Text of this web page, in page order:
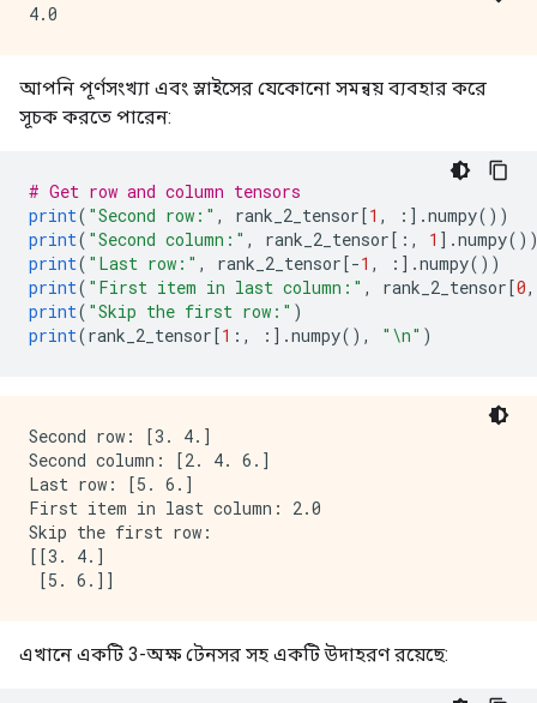
আপনি পূর্ণসংখ্যা এবং স্লাইসের যেকোনো সমন্বয় ব্যবহার করে
সূচক করতে পারেন:
# Get row and column tensors
print( "Second row:" , rank_2_tensor[1 , :].numpy())
print( "Second column:" , rank_2_tensor[:, 1 ].numpy
print( "Last row:" , rank_2_tensor[-1 , :].numpy())
print( "First item in last column:" , rank_2_tensor[0,
print( "Skip the first row:" )
print(rank_2_tensor[1 :, :].numpy(), "\n" )
Second row: [3. 4.]
Second column: [2. 4. 6.]
Last row: [5. 6.]
First item in last column: 2.0
Skip the first row:
[[3. 4.]
এখানে একটি 3-অক্ষ টেনসর সহ একটি উদাহরণ রয়েছে: